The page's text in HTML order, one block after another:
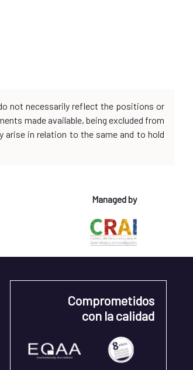
not necessarily reflect the positions or
made available, being excluded from
in relation to the same and to hold
Managed by
Comprometidos
con la calidad